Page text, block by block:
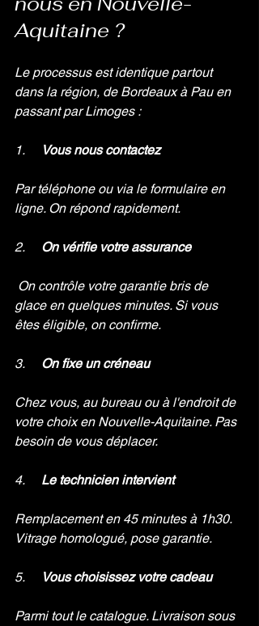
Aquitaine ?
Le processus est identique partout
dans la région, de Bordeaux à Pau en
passant par Limoges :
1. Vous nous contactez
Par téléphone ou via le formulaire en
ligne. On répond rapidement.
2. On vérifie votre assurance
On contrôle votre garantie bris de
glace en quelques minutes. Si vous
êtes éligible, on confirme.
3. On fixe un créneau
Chez vous, au bureau ou à l'endroit de
votre choix en Nouvelle-Aquitaine. Pas
besoin de vous déplacer.
4. Le technicien intervient
Remplacement en 45 minutes à 1h30.
Vitrage homologué, pose garantie.
5. Vous choisissez votre cadeau
Parmi tout le catalogue. Livraison sous